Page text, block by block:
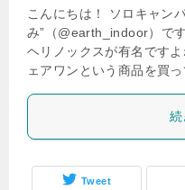
こんにちは！ ソロキャン
み”（@earth_indoor）で
ヘリノックスが有名です
ェアワンという商品を買
続
Tweet